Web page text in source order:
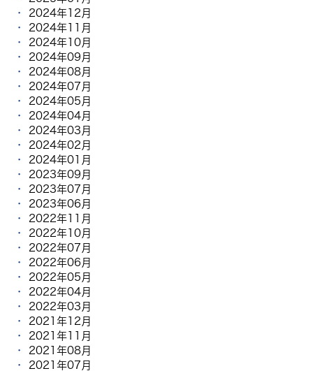
2024年12月
2024年11月
2024年10月
2024年09月
2024年08月
2024年07月
2024年05月
2024年04月
2024年03月
2024年02月
2024年01月
2023年09月
2023年07月
2023年06月
2022年11月
2022年10月
2022年07月
2022年06月
2022年05月
2022年04月
2022年03月
2021年12月
2021年11月
2021年08月
2021年07月